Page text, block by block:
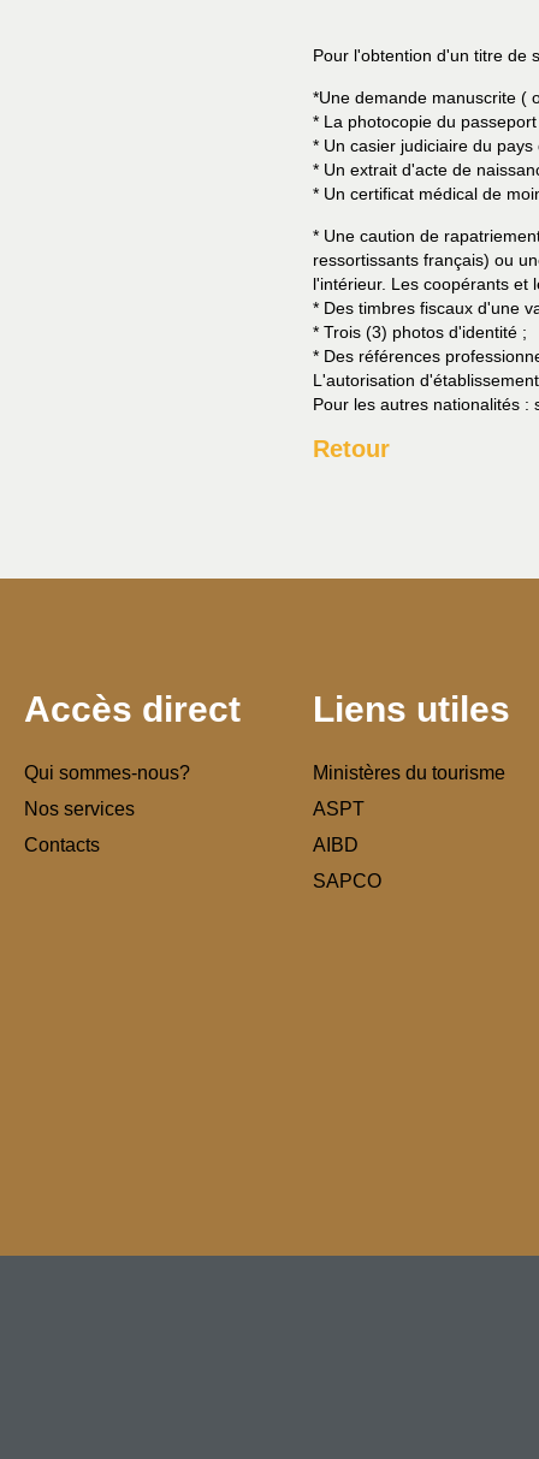
Pour l'obtention d'un titre de
*Une demande manuscrite (
* La photocopie du
* Un casier judiciaire du
* Un extrait d'acte de
* Un certificat médical de
* Une caution de
ressortissants français) ou
l'intérieur. Les coopérants et
* Des timbres fiscaux d'une
* Trois (3) photos d'identité ;
* Des références
L'autorisation
Pour les autres nationalités :
Retour
Accès direct
Qui sommes-nous?
Nos services
Contacts
Liens utiles
Ministères du tourisme
ASPT
AIBD
SAPCO